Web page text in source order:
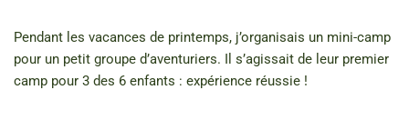
Pendant les vacances de printemps, j’organisais un mini-camp
pour un petit groupe d’aventuriers. Il s’agissait de leur premier
camp pour 3 des 6 enfants : expérience réussie !